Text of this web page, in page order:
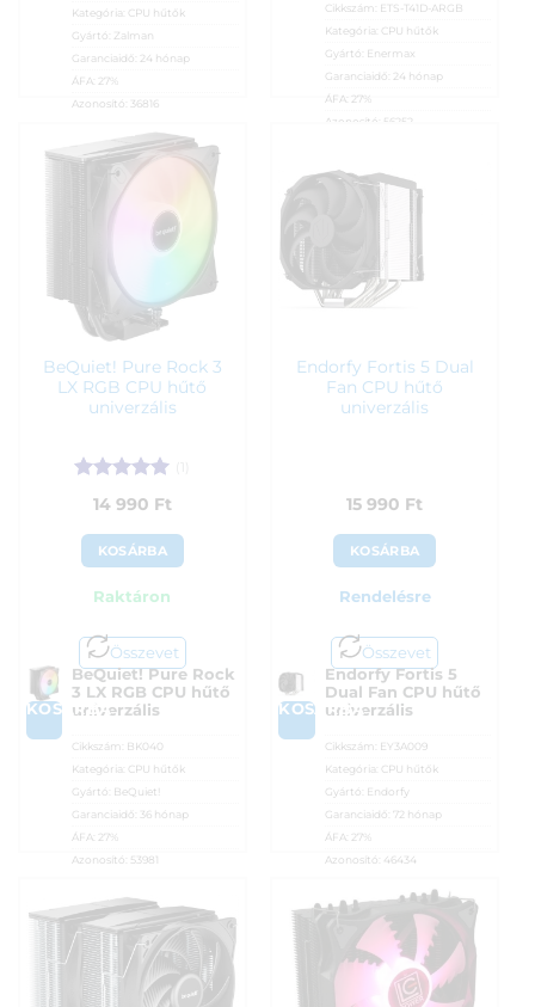
Kategória: CPU hűtők
Gyártó: Zalman
Garanciaidő: 24 hónap
ÁFA: 27%
Azonosító: 36816
13 990Ft
Cikkszám:
ETS-T41D-ARGB
Kategória: CPU hűtők
Gyártó:
Enermax
Garanciaidő: 24 hónap
ÁFA: 27%
Azonosító: 56252
BeQuiet! Pure Rock 3
LX RGB CPU hűtő
univerzális
Értékelés:5
/ 514 990 Ft
KOSÁRBA
Raktáron
Összevet
KOSÁRBA
BeQuiet! Pure Rock
3 LX RGB CPU hűtő
univerzális
Cikkszám: BK040
Kategória: CPU hűtők
Gyártó: BeQuiet!
Garanciaidő:
36 hónap
ÁFA:
27%
Azonosító: 53981
Ft
Endorfy Fortis 5 Dual
Fan CPU hűtő
univerzális
15 990 Ft
KOSÁRBA
Rendelésre
Összevet
KOSÁRBA
Endorfy Fortis 5
Dual Fan CPU hűtő
univerzális
Cikkszám: EY3A009
Kategória: CPU hűtők
Gyártó: Endorfy
Garanciaidő: 72 hónap
ÁFA:
27%
Azonosító: 46434